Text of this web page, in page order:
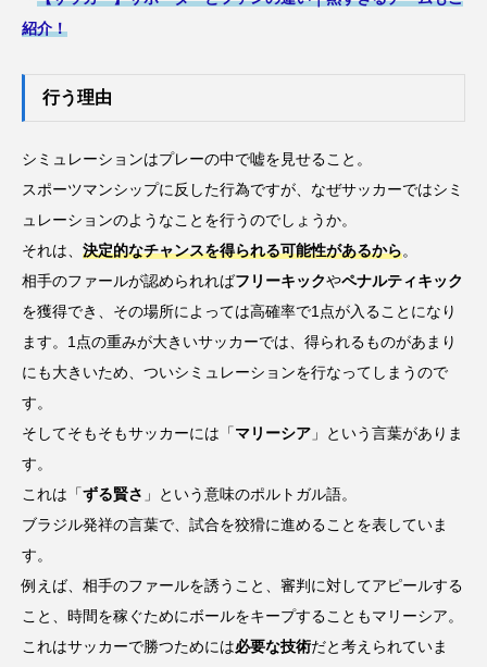
紹介！
行う理由
シミュレーションはプレーの中で嘘を見せること。
スポーツマンシップに反した行為ですが、なぜサッカーではシミ
ュレーションのようなことを行うのでしょうか。
それは、 決定的なチャンスを得られる可能性があるから。
相手のファールが認められればフリーキックやペナルティキック
を獲得でき、その場所によっては高確率で1点が入ることになり
ます。1点の重みが大きいサッカーでは、得られるものがあまり
にも大きいため、ついシミュレーションを行なってしまうので
す。
そしてそもそもサッカーには「マリーシア 」という言葉がありま
す。
これは「ずる賢さ 」という意味のポルトガル語。
ブラジル発祥の言葉で、試合を狡猾に進めることを表していま
す。
例えば、相手のファールを誘うこと、審判に対してアピールする
こと、時間を稼ぐためにボールをキープすることもマリーシア。
これはサッカーで勝つためには必要な技術だと考えられていま